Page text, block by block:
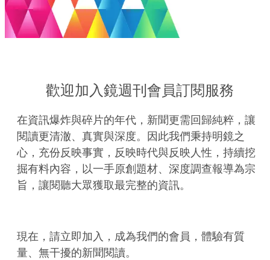
歡迎加入鏡週刊會員訂閱服務
在資訊爆炸與碎片的年代，新聞更需回歸純粹，讓
閱讀更清澈、真實與深度。因此我們秉持明鏡之
心，充份反映事實，反映時代與反映人性，持續挖
掘有料內容，以一手原創題材、深度調查報導為宗
旨，讓閱聽大眾獲取最完整的資訊。
現在，請立即加入，成為我們的會員，體驗有質
量、無干擾的新聞閱讀。